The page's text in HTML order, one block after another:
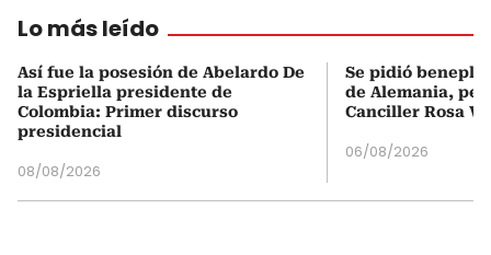
Lo más leído
Así fue la posesión de Abelardo De
la Espriella presidente de
Colombia: Primer discurso
presidencial
08/08/2026
Se pidió
de Alemania,
Canciller Rosa
06/08/2026